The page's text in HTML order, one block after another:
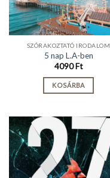
SZÓRAKOZTATÓ IRODALOM
5 nap L.A-ben
4090Ft
KOSÁRBA